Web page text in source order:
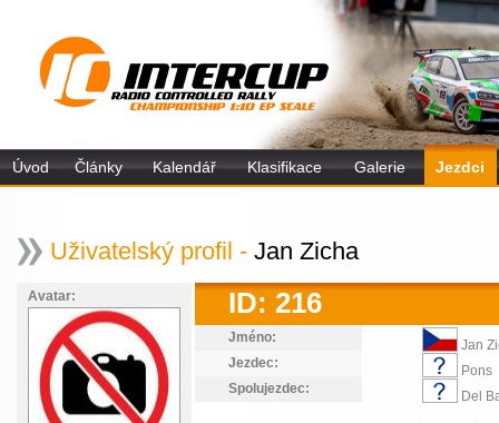
Úvod Články Kalendář Klasifikace Galerie Jezdci
Uživatelský profil - Jan Zicha
Avatar: ID: 216
Jméno:
Jan
Jezdec:
Pons
Spolujezdec:
Del